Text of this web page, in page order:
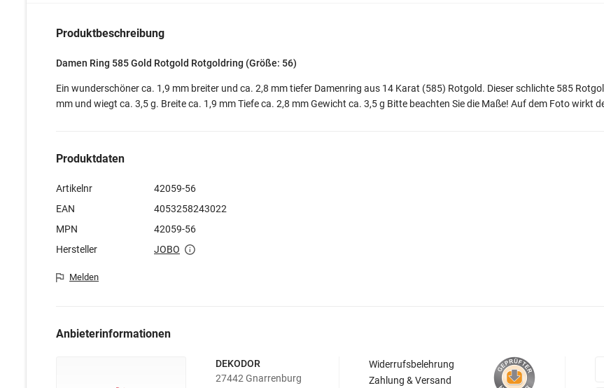
Produktbeschreibung
Damen Ring 585 Gold Rotgold Rotgoldring (Größe: 56)
Ein wunderschöner ca. 1,9 mm breiter und ca. 2,8 mm tiefer Damenring aus 14 Karat (585) Rotgold. Dieser schlichte 585
mm und wiegt ca. 3,5 g. Breite ca. 1,9 mm Tiefe ca. 2,8 mm Gewicht ca. 3,5 g Bitte beachten Sie die Maße! Auf dem Foto wirkt
Produktdaten
Artikelnr
42059-56
EAN
4053258243022
MPN
42059-56
Hersteller
JOBO
Melden
Anbieterinformationen
DEKODOR
27442 Gnarrenburg
Widerrufsbelehrung
Zahlung & Versand